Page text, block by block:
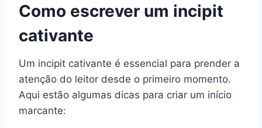
Como escrever um incipit
cativante
Um incipit cativante é essencial para prender a
atenção do leitor desde o primeiro momento.
Aqui estão algumas dicas para criar um início
marcante: